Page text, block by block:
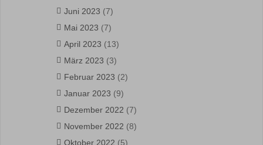
Juni 2023 (7)
Mai 2023 (7)
April 2023 (13)
März 2023 (3)
Februar 2023 (2)
Januar 2023 (9)
Dezember 2022 (7)
November 2022 (8)
Oktober 2022 (5)